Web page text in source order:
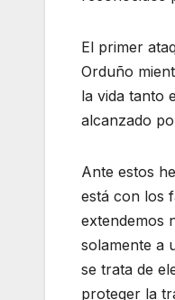
El primer
Orduño
la vida tanto
alcanzado
Ante estos
está con los
extendemos
solamente a
se trata de
proteger la